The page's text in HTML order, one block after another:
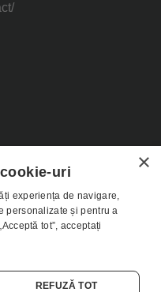
LinkedIn
Donează
×
uri
experiența de navigare,
personalizate și pentru a
tot”, acceptați
REFUZĂ TOT